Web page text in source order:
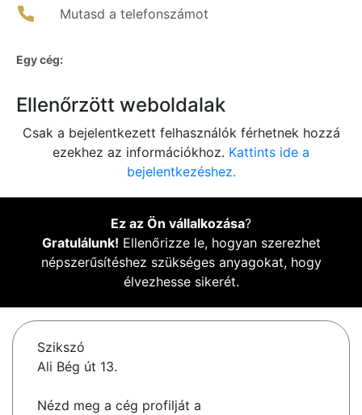
Mutasd a telefonszámot
Egy cég:
Ellenőrzött weboldalak
Csak a bejelentkezett felhasználók férhetnek hozzá
ezekhez az információkhoz. Kattints ide a
bejelentkezéshez.
Ez az Ön vállalkozása?
Gratulálunk! Ellenőrizze le, hogyan szerezhet
népszerűsítéshez szükséges anyagokat, hogy
élvezhesse sikerét.
Szikszó
Ali Bég út 13.
Nézd meg a cég profilját a